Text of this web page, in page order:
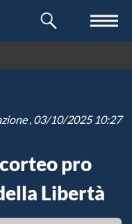
, 03/10/2025 10:27
pro
Libertà